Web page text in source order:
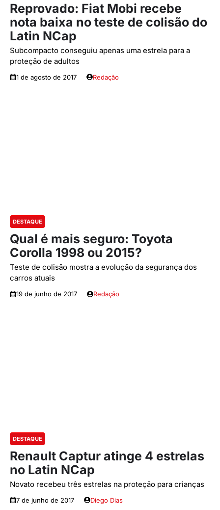
Reprovado: Fiat Mobi recebe
nota baixa no teste de colisão do
Latin NCap
Subcompacto conseguiu apenas uma estrela para a
proteção de adultos
1 de agosto de 2017 Redação
DESTAQUE
Qual é mais seguro: Toyota
Corolla 1998 ou 2015?
Teste de colisão mostra a evolução da segurança dos
carros atuais
19 de junho de 2017 Redação
DESTAQUE
Renault Captur atinge 4 estrelas
no Latin NCap
Novato recebeu três estrelas na proteção para crianças
7 de junho de 2017 Diego Dias